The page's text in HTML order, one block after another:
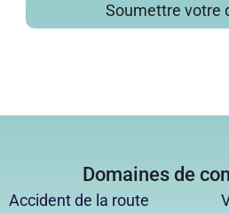
Soumettre votre
Domaines de
Accident de la route